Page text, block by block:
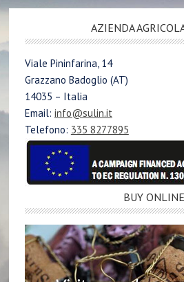
AZIENDA
Viale Pininfarina, 14
Grazzano Badoglio (AT)
14035 – Italia
Email: info@sulin.it
Telefono: 335 8277895
BUY ONLINE